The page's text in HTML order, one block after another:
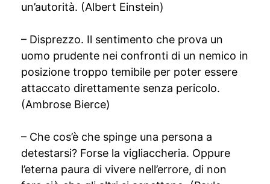
un’autorità. (Albert Einstein)
– Disprezzo. Il sentimento che prova un
uomo prudente nei confronti di un nemico in
posizione troppo temibile per poter essere
attaccato direttamente senza pericolo.
(Ambrose Bierce)
– Che cos’è che spinge una persona a
detestarsi? Forse la vigliaccheria. Oppure
l’eterna paura di vivere nell’errore, di non